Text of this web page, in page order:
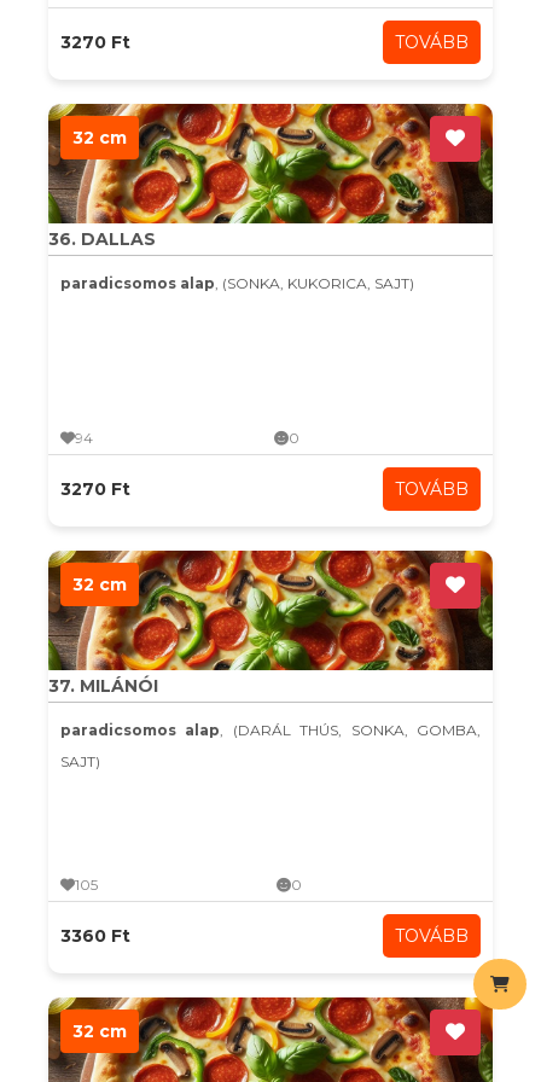
3270 Ft TOVÁBB
32 cm
36. DALLAS
paradicsomos alap, (SONKA, KUKORICA, SAJT)
94 0
3270 Ft TOVÁBB
32 cm
37. MILÁNÓI
paradicsomos alap, (DARÁL THÚS, SONKA, GOMBA,
SAJT)
105 0
3360 Ft TOVÁBB
32 cm